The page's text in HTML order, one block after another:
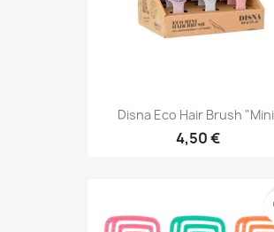
Disna Eco Hair Brush
4,50 €